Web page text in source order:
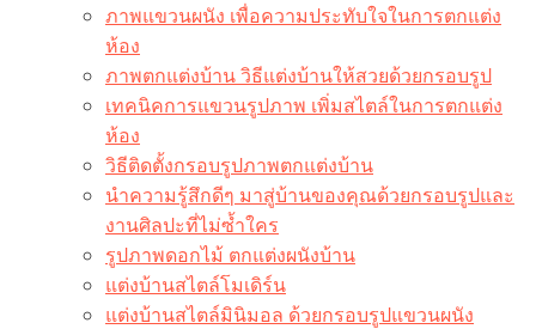
ภาพแขวนผนัง เพื่อความประทับใจในการตกแต่ง
ห้อง
ภาพตกแต่งบ้าน วิธีแต่งบ้านให้สวยด้วยกรอบรูป
เทคนิคการแขวนรูปภาพ เพิ่มสไตล์ในการตกแต่ง
ห้อง
วิธีติดตั้งกรอบรูปภาพตกแต่งบ้าน
นำความรู้สึกดีๆ มาสู่บ้านของคุณด้วยกรอบรูปและ
งานศิลปะที่ไม่ซ้ำใคร
รูปภาพดอกไม้ ตกแต่งผนังบ้าน
แต่งบ้านสไตล์โมเดิร์น
แต่งบ้านสไตล์มินิมอล ด้วยกรอบรูปแขวนผนัง